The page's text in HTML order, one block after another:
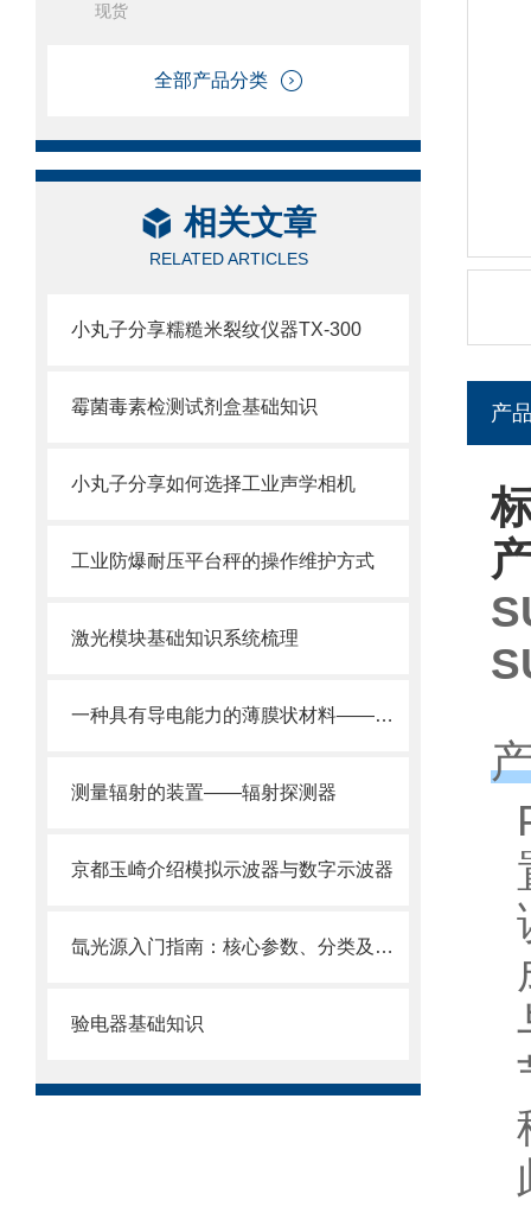
现货
全部产品分类
相关文章
RELATED ARTICLES
小丸子分享糯糙米裂纹仪器TX-300
霉菌毒素检测试剂盒基础知识
小丸子分享如何选择工业声学相机
工业防爆耐压平台秤的操作维护方式
激光模块基础知识系统梳理
一种具有导电能力的薄膜状材料——导电膜
测量辐射的装置——辐射探测器
京都玉崎介绍模拟示波器与数字示波器
氙光源入门指南：核心参数、分类及工业场景适配基础
验电器基础知识
产